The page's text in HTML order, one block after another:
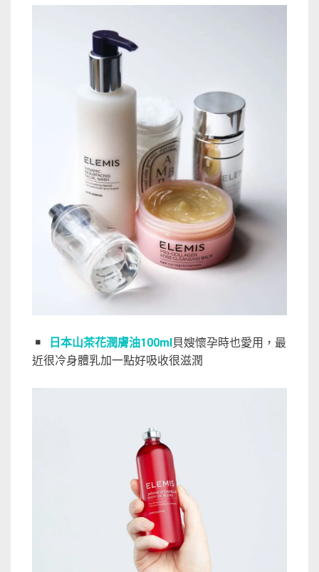
￭ 日本山茶花潤膚油100ml貝嫂懷孕時也愛用，最
近很冷身體乳加一點好吸收很滋潤